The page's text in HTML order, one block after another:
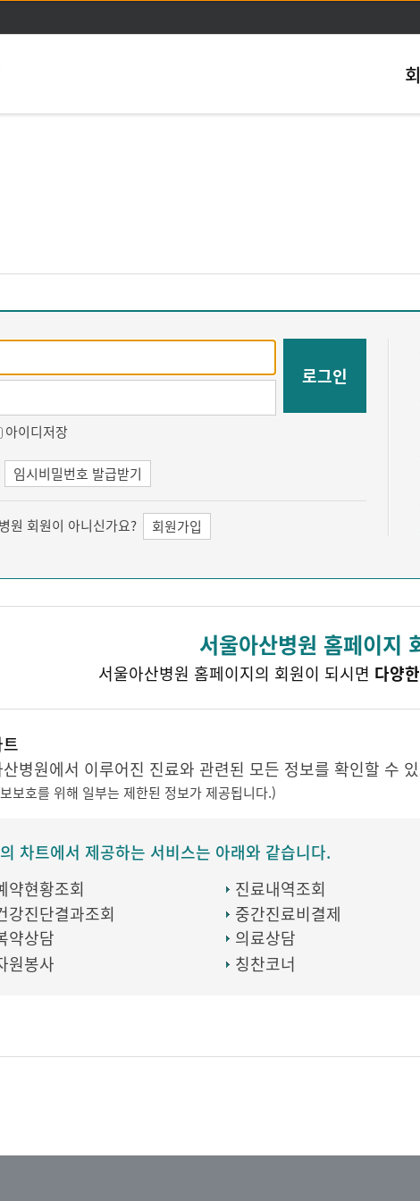
주메뉴
본문바
아이디저장
로그인
임시비밀번호 발급받기
원 회원이 아니신가요? 회원가입
서울아산병원 홈페이지
서울아산병원 홈페이지의 회원이 되시면 다양
병원에서 이루어진 진료와 관련된 모든 정보를 확인할 수
보호를 위해 일부는 제한된 정보가 제공됩니다.)
차트에서 제공하는 서비스는 아래와 같습니다.
약현황조회
강진단결과조회
약상담
원봉사
진료내역조회
중간진료비결제
의료상담
칭찬코너